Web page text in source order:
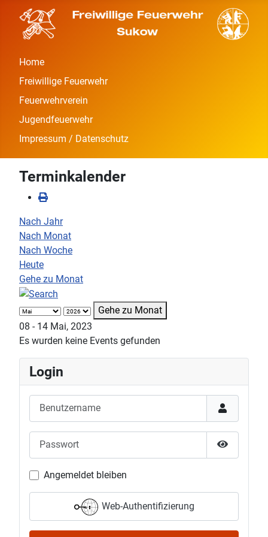
Home
Freiwillige Feuerwehr
Feuerwehrverein
Jugendfeuerwehr
Impressum / Datenschutz
Terminkalender
Nach Jahr
Nach Monat
Nach Woche
Heute
Gehe zu Monat
Gehe zu Monat
08 - 14 Mai, 2023
Es wurden keine Events gefunden
Login
Passwort
Passwort
Angemeldet bleiben
Web-Authentifizierung